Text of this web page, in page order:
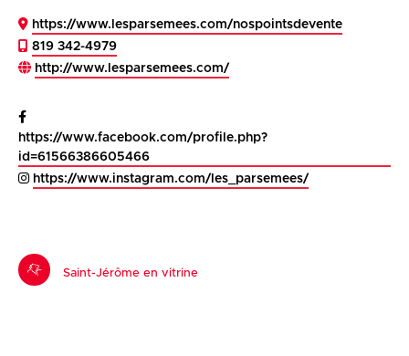
https://www.lesparsemees.com/nospointsdevente
819 342-4979
http://www.lesparsemees.com/
https://www.facebook.com/profile.php?
id=61566386605466
https://www.instagram.com/les_parsemees/
Saint-Jérôme en vitrine